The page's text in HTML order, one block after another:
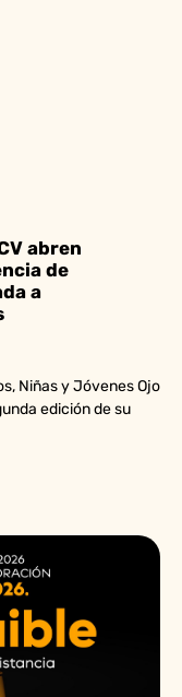
abren
de
a
Niñas y Jóvenes Ojo
edición de su